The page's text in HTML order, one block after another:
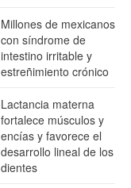
Millones de mexicanos
con síndrome de
intestino irritable y
estreñimiento crónico
Lactancia materna
fortalece músculos y
encías y favorece el
desarrollo lineal de los
dientes